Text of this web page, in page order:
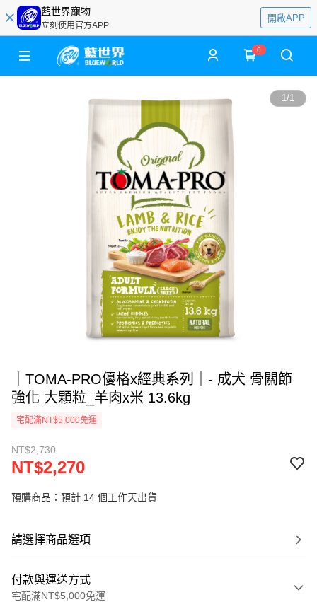
藍世界寵物
立刻使用官方APP
開啟APP
0
1/1
｜TOMA-PRO優格x經典系列｜- 成犬 骨關節
強化 大顆粒_羊肉x米 13.6kg
宅配滿NT$5,000免運
NT$2,730
NT$2,270
預購商品：預計 14 個工作天出貨
請選擇商品選項
付款與運送方式
宅配滿NT$5,000免運